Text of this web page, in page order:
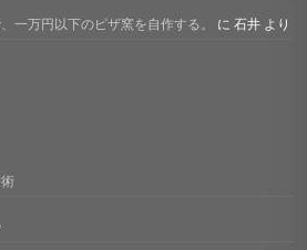
一万円以下のピザ窯を自作する。 に石井 より